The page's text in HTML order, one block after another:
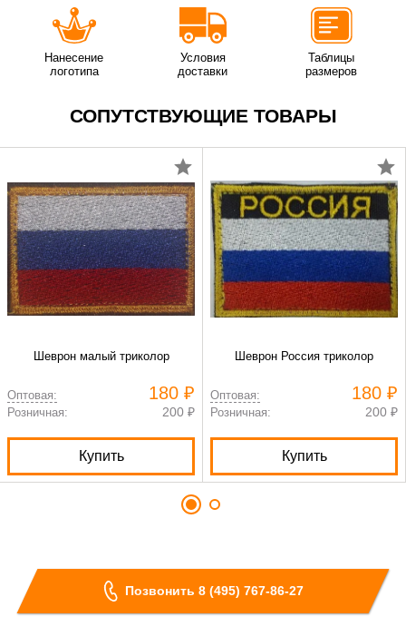
Нанесение
логотипа
Условия
доставки
Таблицы
размеров
СОПУТСТВУЮЩИЕ ТОВАРЫ
Шеврон малый триколор
Оптовая: 180 ₽
Розничная: 200 ₽
Купить
Шеврон Россия триколор
Оптовая: 180 ₽
Розничная: 200 ₽
Купить
Позвонить 8 (495) 767-86-27